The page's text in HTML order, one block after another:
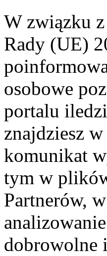
W związku
Rady (UE)
osobowe
portalu
znajdziesz
komunikat
tym w
Partnerów,
dobrowolne